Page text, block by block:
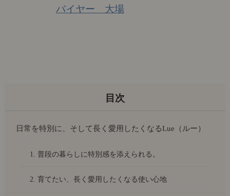
バイヤー 大場
日常を特別に、そして長く愛用したくなるLue（ルー）
1. 普段の暮らしに特別感を添えられる。
2. 育てたい、長く愛用したくなる使い心地